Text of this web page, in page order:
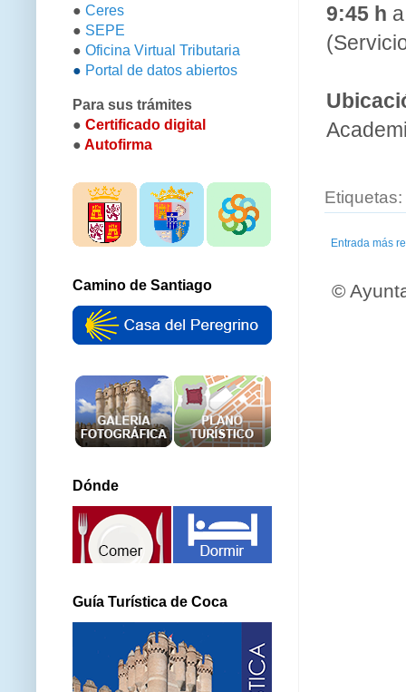
9:45 h
Etiquetas:
Entrada más
©
● Ceres
● SEPE
● Oficina Virtual Tributaria
● Portal de datos abiertos
Para sus trámites
● Certificado digital
● Autofirma
Camino de Santiago
Dónde
Guía Turística de Coca